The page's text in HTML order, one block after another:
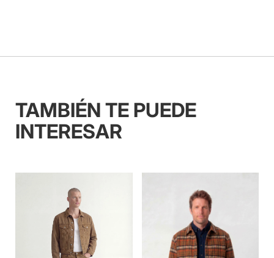
TAMBIÉN TE PUEDE
INTERESAR